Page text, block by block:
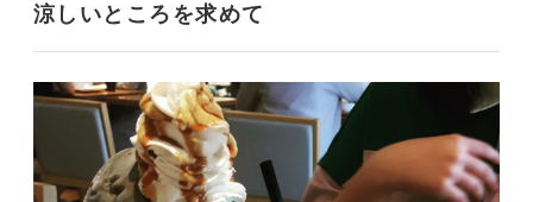
涼しいところを求めて